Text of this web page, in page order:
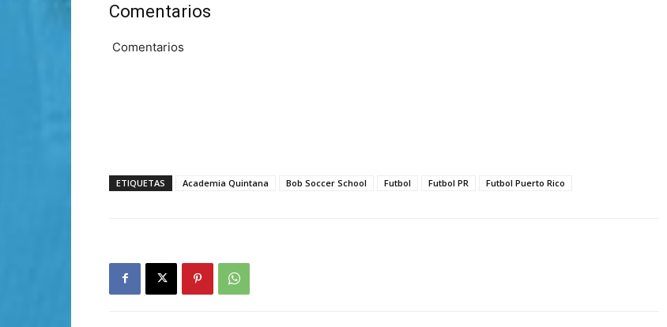
Comentarios
Comentarios
ETIQUETAS Academia Quintana Bob Soccer School Futbol Futbol PR Futbol Puerto Rico